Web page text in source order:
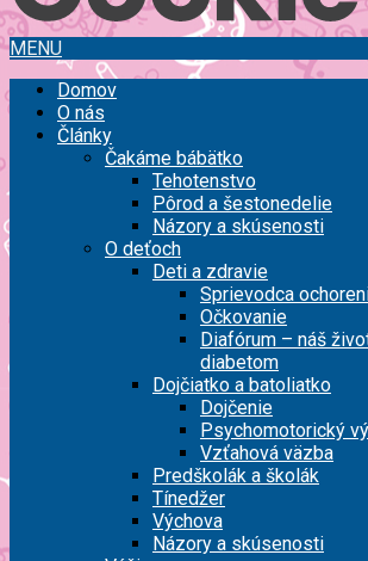
MENU
Domov
O nás
Články
Čakáme bábätko
Tehotenstvo
Pôrod a šestonedelie
Názory a skúsenosti
O deťoch
Deti a zdravie
Sprievodca
Očkovanie
Diafórum – náš
diabetom
Dojčiatko a batoliatko
Dojčenie
Psychomotorický
Vzťahová väzba
Predškolák a školák
Tínedžer
Výchova
Názory a skúsenosti